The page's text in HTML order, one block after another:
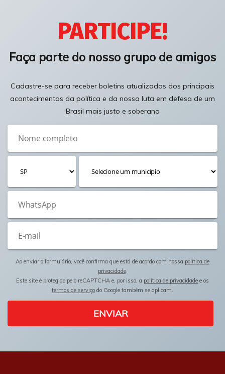
PARTICIPE!
Faça parte do nosso grupo de amigos
Cadastre-se para receber boletins atualizados dos principais
acontecimentos da política e da nossa luta em defesa de um
Brasil mais justo e soberano
Ao enviar o formulário, você confirma que está de acordo com nossa política de
privacidade.
Este site é protegido pelo reCAPTCHA e, por isso, a política de privacidade e os
termos de serviço do Google também se aplicam.
ENVIAR